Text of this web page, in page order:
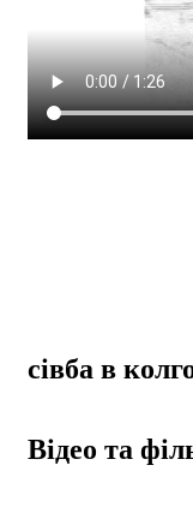
сівба в
Відео та